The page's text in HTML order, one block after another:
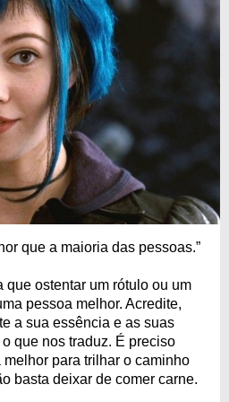
que a maioria das pessoas.”
que ostentar um rótulo ou um
pessoa melhor. Acredite,
a sua essência e as suas
que nos traduz. É preciso
para trilhar o caminho
basta deixar de comer carne.